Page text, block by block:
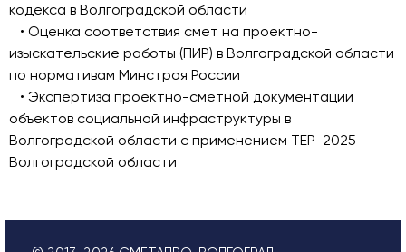
кодекса в Волгоградской области
• Оценка соответствия смет на проектно-
изыскательские работы (ПИР) в Волгоградской области
по нормативам Минстроя России
• Экспертиза проектно-сметной документации
объектов социальной инфраструктуры в
Волгоградской области с применением ТЕР-2025
Волгоградской области